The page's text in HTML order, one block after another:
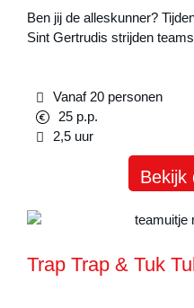
Ben jij de alleskunner?
Sint Gertrudis strijden
Vanaf 20 personen
25 p.p.
2,5 uur
Bekijk
Trap Trap & Tuk